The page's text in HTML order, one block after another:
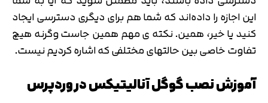
این اجازه را داده‌اند که شما هم برای دیگری دسترسی ایجاد
کنید یا خیر، همین. نکته ی مهم همین جاست وگرنه هیچ
تفاوت خاصی بین حالتهای مختلفی که اشاره کردیم نیست.
آموزش نصب گوگل آنالیتیکس در وردپرس